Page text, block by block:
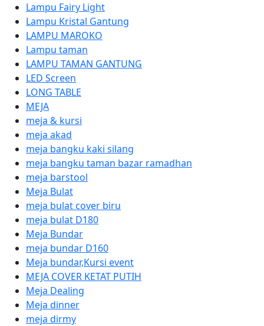
Lampu Fairy Light
Lampu Kristal Gantung
LAMPU MAROKO
Lampu taman
LAMPU TAMAN GANTUNG
LED Screen
LONG TABLE
MEJA
meja & kursi
meja akad
meja bangku kaki silang
meja bangku taman bazar ramadhan
meja barstool
Meja Bulat
meja bulat cover biru
meja bulat D180
Meja Bundar
meja bundar D160
Meja bundar,Kursi event
MEJA COVER KETAT PUTIH
Meja Dealing
Meja dinner
meja dirmy